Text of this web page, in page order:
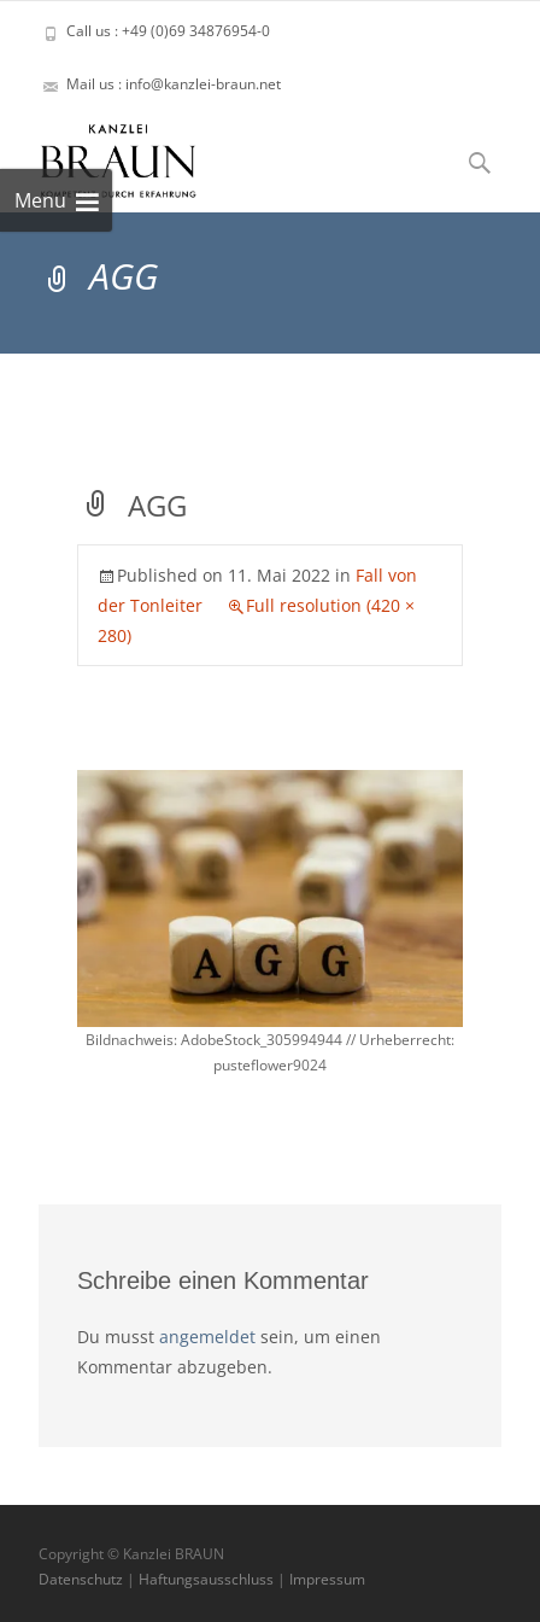
Call us : +49 (0)69 34876954-0
Mail us : info@kanzlei-braun.net
Menu
to
content
Suchen
nach:
AGG
AGG
Published on 11. Mai 2022 in Fall von
der Tonleiter
Full resolution (420 ×
280)
Bildnachweis: AdobeStock_305994944 // Urheberrecht:
pusteflower9024
Schreibe einen Kommentar
Du musst angemeldet sein, um einen
Kommentar abzugeben.
Copyright © Kanzlei BRAUN
Datenschutz | Haftungsausschluss | Impressum